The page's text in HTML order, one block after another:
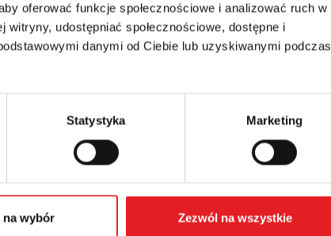
oferować funkcje społecznościowe i analizować ruch w
udostępniać społecznościowe, dostępne i
danymi od Ciebie lub uzyskiwanymi podczas
Statystyka Marketing
na wybór Zezwól na wszystkie